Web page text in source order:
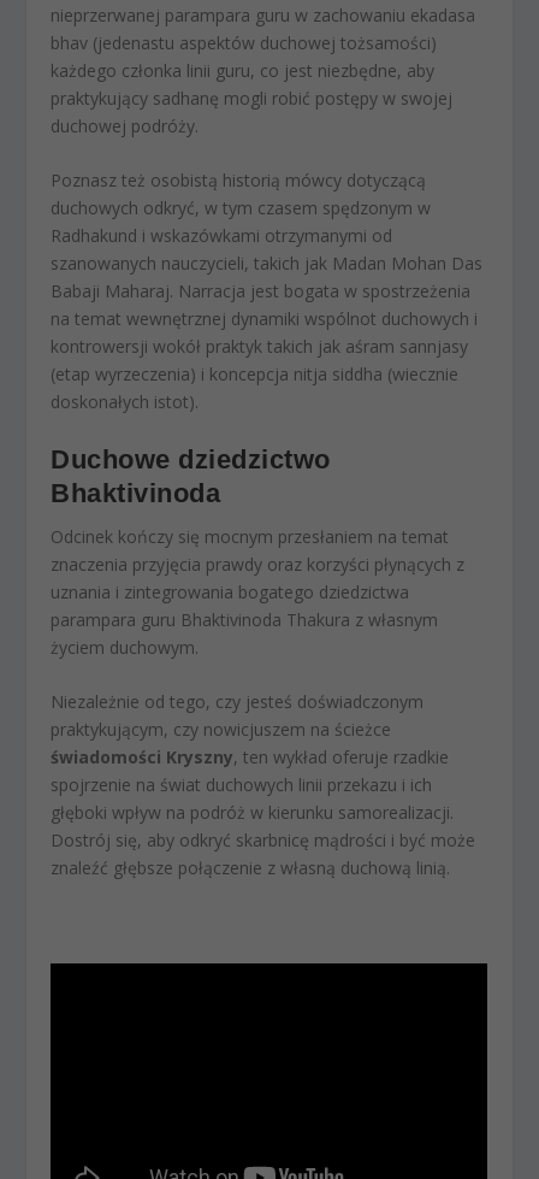
nieprzerwanej parampara guru w zachowaniu ekadasa
bhav (jedenastu aspektów duchowej tożsamości)
każdego członka linii guru, co jest niezbędne, aby
praktykujący sadhanę mogli robić postępy w swojej
duchowej podróży.
Poznasz też osobistą historią mówcy dotyczącą
duchowych odkryć, w tym czasem spędzonym w
Radhakund i wskazówkami otrzymanymi od
szanowanych nauczycieli, takich jak Madan Mohan Das
Babaji Maharaj. Narracja jest bogata w spostrzeżenia
na temat wewnętrznej dynamiki wspólnot duchowych i
kontrowersji wokół praktyk takich jak aśram sannjasy
(etap wyrzeczenia) i koncepcja nitja siddha (wiecznie
doskonałych istot).
Duchowe dziedzictwo
Bhaktivinoda
Odcinek kończy się mocnym przesłaniem na temat
znaczenia przyjęcia prawdy oraz korzyści płynących z
uznania i zintegrowania bogatego dziedzictwa
parampara guru Bhaktivinoda Thakura z własnym
życiem duchowym.
Niezależnie od tego, czy jesteś doświadczonym
praktykującym, czy nowicjuszem na ścieżce
świadomości Kryszny, ten wykład oferuje rzadkie
spojrzenie na świat duchowych linii przekazu i ich
głęboki wpływ na podróż w kierunku samorealizacji.
Dostrój się, aby odkryć skarbnicę mądrości i być może
znaleźć głębsze połączenie z własną duchową linią.